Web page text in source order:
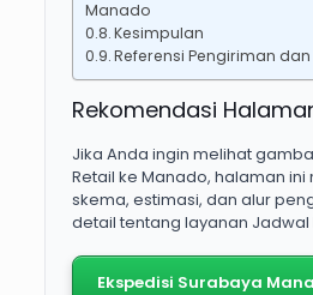
Manado
Kesimpulan
Referensi Pengiriman dan
Rekomendasi
Jika Anda ingin melihat
Retail ke Manado, halaman
skema, estimasi, dan alur
detail tentang layanan
Ekspedisi Surabaya